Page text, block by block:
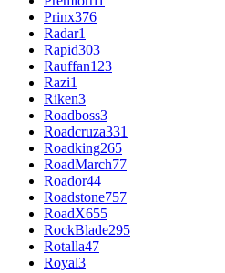
Prinx376
Radar1
Rapid303
Rauffan123
Razi1
Riken3
Roadboss3
Roadcruza331
Roadking265
RoadMarch77
Roador44
Roadstone757
RoadX655
RockBlade295
Rotalla47
Royal3